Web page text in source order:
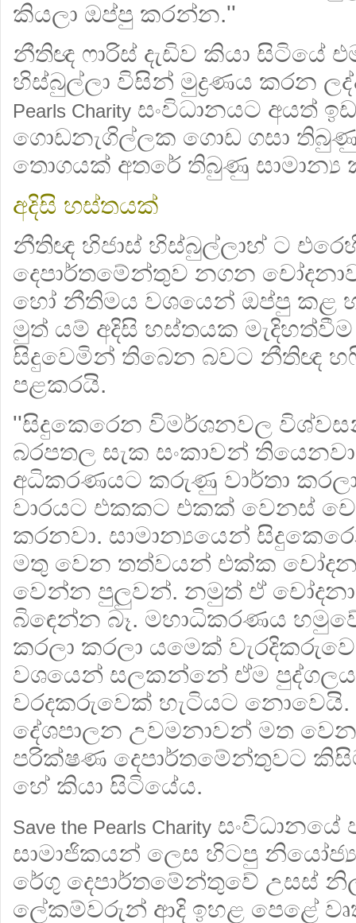
කියලා ඔප්පු කරන්න.''
නීතිඥ ෆාරිස් දැඩිව කියා සිටියේ
හිස්බුල්ලා විසින් මුද්‍රණය කරන
Pearls Charity සංවිධානයට අයත්
ගොඩනැගිල්ලක ගොඩ ගසා
තොගයක් අතරේ තිබුණු සාමාන්‍ය
අදිසි හස්තයක්
නීතිඥ හිජාස් හිස්බුල්ලාහ් ට
දෙපාර්තමේන්තුව නගන
හෝ නීතිමය වශයෙන් ඔප්පු කළ
මුත් යම් අදිසි හස්තයක
සිදුවෙමින් තිබෙන බවට නීතිඥ
පළකරයි.
''සිදුකෙරෙන විමර්ශනවල
බරපතල සැක සංකාවන්
අධිකරණයට කරුණු වාර්තා
වාරයට එකකට එකක් වෙනස්
කරනවා. සාමාන්‍යයෙන්
මතු වෙන තත්වයන් එක්ක
වෙන්න පුලුවන්. නමුත් ඒ
බිඳෙන්න බෑ. මහාධිකරණය
කරලා කරලා යමෙක්
වශයෙන් සලකන්නේ ඒම
වරදකරුවෙක් හැටියට නොවෙයි.
දේශපාලන උවමනාවන් මත
පරික්ෂණ දෙපාර්තමේන්තුවට
හේ කියා සිටියේය.
Save the Pearls Charity
සාමාජිකයන් ලෙස හිටපු
රේගු දෙපාර්තමේන්තුවේ උසස්
ලේකම්වරුන් ආදි ඉහළ පෙළේ